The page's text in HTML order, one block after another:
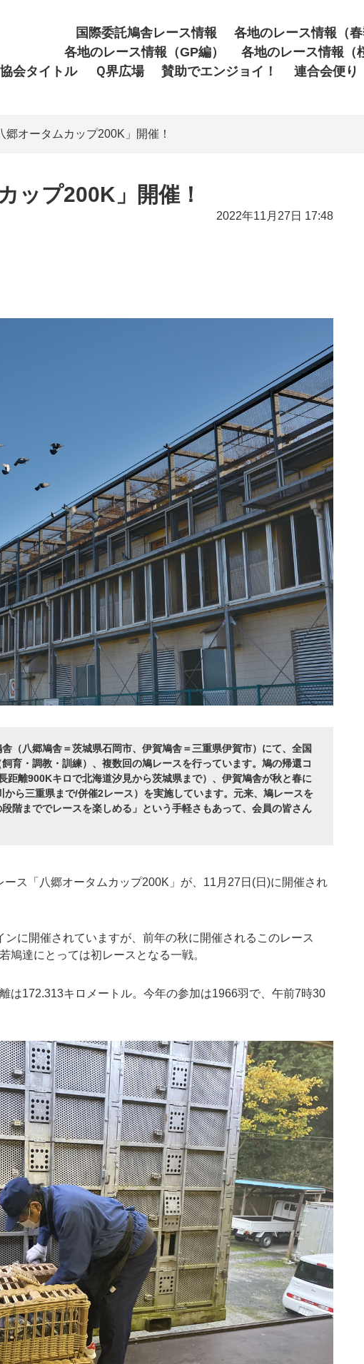
国際委託鳩舎レース情報 各地のレース情報（春
各地のレース情報（GP編）
各地のレース情報（
協会タイトル Ｑ界広場 賛助でエンジョイ！ 連合会便り
郷オータムカップ200K」開催！
ップ200K」開催！
2022年11月27日 17:48
（八郷鳩舎＝茨城県石岡市、伊賀鳩舎＝三重県伊賀市）にて、全国
育・調教・訓練）、複数回の鳩レースを行っています。鳩の帰還コ
距離900Kキロで北海道汐見から茨城県まで）、伊賀鳩舎が秋と春に
ら三重県まで/併催2レース）を実施しています。元来、鳩レースを
階まででレースを楽しめる」という手軽さもあって、会員の皆さん
ス「八郷オータムカップ200K」が、11月27日(日)に開催され
に開催されていますが、前年の秋に開催されるこのレース
鳩達にとっては初レースとなる一戦。
は172.313キロメートル。今年の参加は1966羽で、午前7時30